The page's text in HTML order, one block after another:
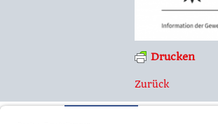
Drucken
Zurück